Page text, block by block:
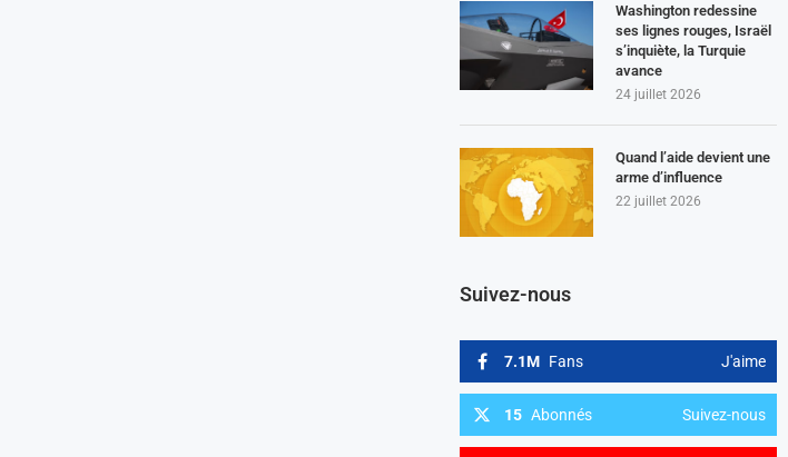
Washington redessine
ses lignes rouges, Israël
s’inquiète, la Turquie
avance
24 juillet 2026
Quand l’aide devient une
arme d’influence
22 juillet 2026
Suivez-nous
7.1M Fans J'aime
15 Abonnés Suivez-nous